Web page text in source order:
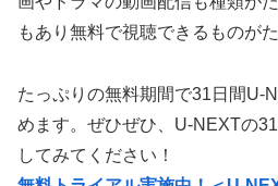
もあり無料で視聴できるものが
たっぷりの無料期間で31日間U-
めます。ぜひぜひ、U-NEXTの
してみてください！